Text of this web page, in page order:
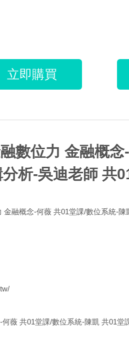
立即購買
數位力 金融概
析-吳迪老師 共
融概念-何薇 共01堂課/數位系統-
薇 共01堂課/數位系統-陳凱 共01